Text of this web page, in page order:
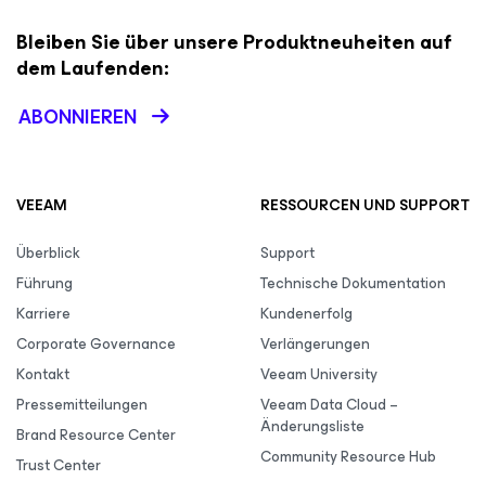
Bleiben Sie über unsere Produktneuheiten auf
dem Laufenden:
ABONNIEREN
VEEAM
Überblick
Führung
Karriere
Corporate Governance
Kontakt
Pressemitteilungen
Brand Resource Center
Trust Center
RESSOURCEN UND SUPPORT
Support
Technische Dokumentation
Kundenerfolg
Verlängerungen
Veeam University
Veeam Data Cloud –
Änderungsliste
Community Resource Hub